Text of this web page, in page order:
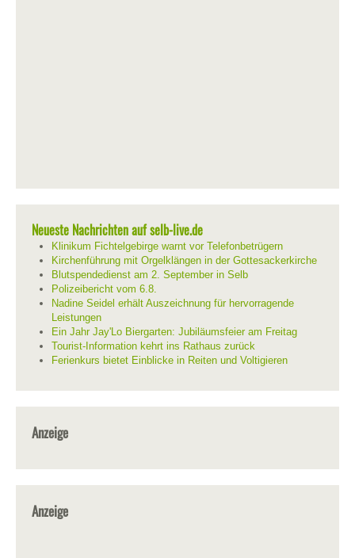
Neueste Nachrichten auf selb-live.de
Klinikum Fichtelgebirge warnt vor Telefonbetrügern
Kirchenführung mit Orgelklängen in der Gottesackerkirche
Blutspendedienst am 2. September in Selb
Polizeibericht vom 6.8.
Nadine Seidel erhält Auszeichnung für hervorragende
Leistungen
Ein Jahr Jay'Lo Biergarten: Jubiläumsfeier am Freitag
Tourist-Information kehrt ins Rathaus zurück
Ferienkurs bietet Einblicke in Reiten und Voltigieren
Anzeige
Anzeige